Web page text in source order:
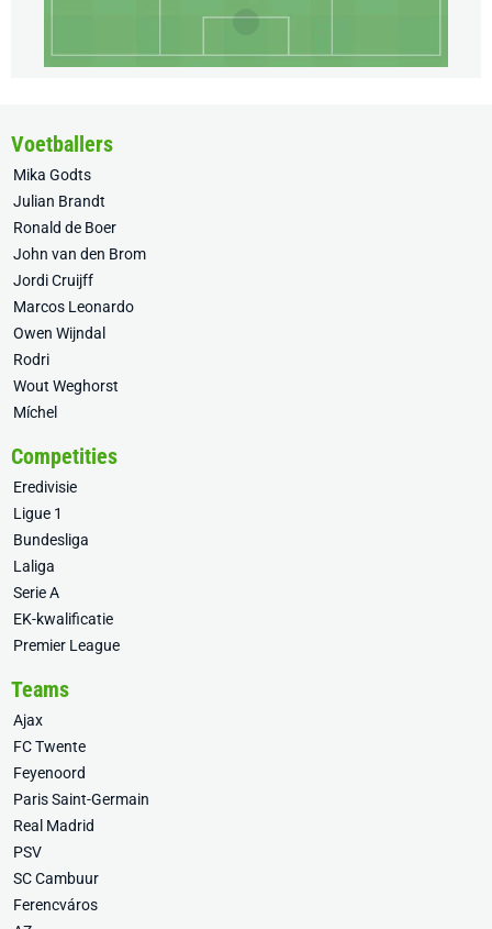
Voetballers
Mika Godts
Julian Brandt
Ronald de Boer
John van den Brom
Jordi Cruijff
Marcos Leonardo
Owen Wijndal
Rodri
Wout Weghorst
Míchel
Competities
Eredivisie
Ligue 1
Bundesliga
Laliga
Serie A
EK-kwalificatie
Premier League
Teams
Ajax
FC Twente
Feyenoord
Paris Saint-Germain
Real Madrid
PSV
SC Cambuur
Ferencváros